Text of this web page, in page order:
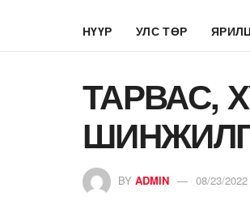
НҮҮР УЛС ТӨР
ТАРВАС,
BY ADMIN 08/23/2022